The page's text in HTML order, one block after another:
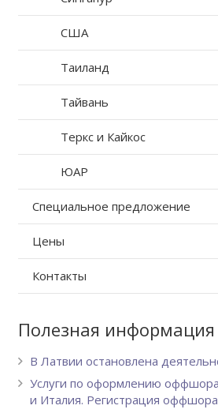
США
Таиланд
Тайвань
Теркс и Кайкос
ЮАР
Специальное предложение
Цены
Контакты
Полезная информация
В Латвии остановлена
Услуги по оформлению
и Италия. Регистрация